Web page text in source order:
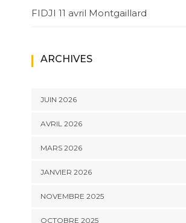
FIDJI 11 avril Montgaillard
ARCHIVES
JUIN 2026
AVRIL 2026
MARS 2026
JANVIER 2026
NOVEMBRE 2025
OCTOBRE 2025